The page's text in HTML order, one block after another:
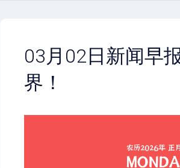
03月02日新闻早
界！